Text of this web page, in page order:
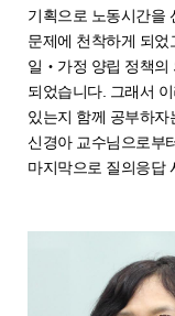
기획으로 노동시간을
문제에 천착하게 되었
일‧가정 양립 정책의
되었습니다. 그래서
있는지 함께 공부하자
신경아 교수님으로부
마지막으로 질의응답